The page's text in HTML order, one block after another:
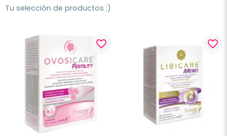
Tu selección de productos ;)
favorite_border favorite_border